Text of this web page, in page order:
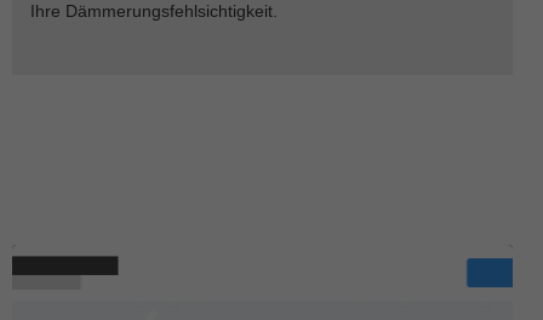
Ihre Dämmerungsfehlsichtigkeit.